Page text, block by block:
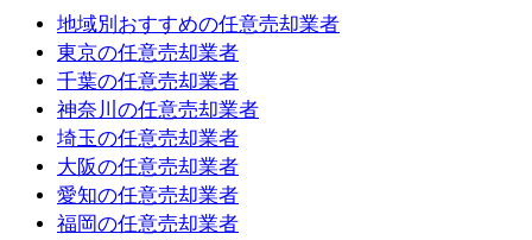
地域別おすすめの任意売却業者
東京の任意売却業者
千葉の任意売却業者
神奈川の任意売却業者
埼玉の任意売却業者
大阪の任意売却業者
愛知の任意売却業者
福岡の任意売却業者